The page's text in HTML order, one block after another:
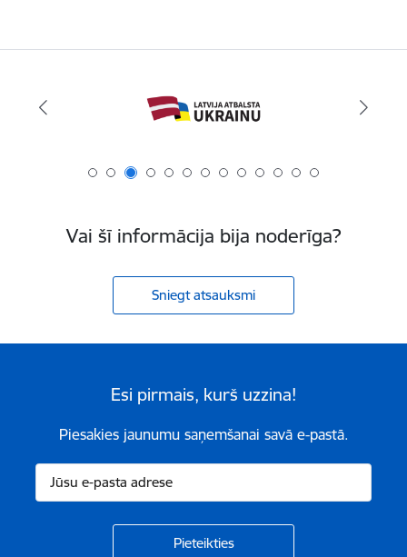
Vai šī informācija bija noderīga?
Sniegt atsauksmi
Esi pirmais, kurš uzzina!
Piesakies jaunumu saņemšanai savā e-pastā.